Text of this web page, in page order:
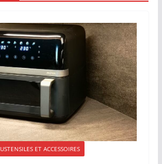
USTENSILES ET ACCESSOIRES